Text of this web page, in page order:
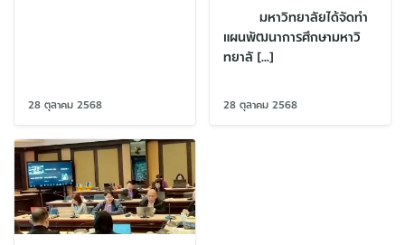
28 ตุลาคม 2568
มหาวิทยาลัยได้จัดทำ
แผนพัฒนาการศึกษามหาวิ
ทยาลั […]
28 ตุลาคม 2568